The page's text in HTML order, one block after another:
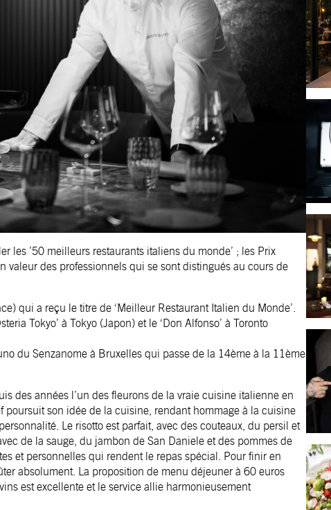
les ’50 meilleurs restaurants italiens du monde’ ; les Prix
valeur des professionnels qui se sont distingués au cours de
qui a reçu le titre de ‘Meilleur Restaurant Italien du Monde’.
Tokyo’ à Tokyo (Japon) et le ‘Don Alfonso’ à Toronto
du Senzanome à Bruxelles qui passe de la 14ème à la 11ème
des années l’un des fleurons de la vraie cuisine italienne en
poursuit son idée de la cuisine, rendant hommage à la cuisine
Le risotto est parfait, avec des couteaux, du persil et
de la sauge, du jambon de San Daniele et des pommes de
et personnelles qui rendent le repas spécial. Pour finir en
absolument. La proposition de menu déjeuner à 60 euros
est excellente et le service allie harmonieusement